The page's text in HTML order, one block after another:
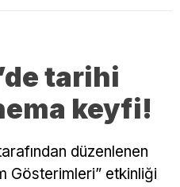
tarihi
keyfi!
düzenlenen
Gösterimleri” etkinliği